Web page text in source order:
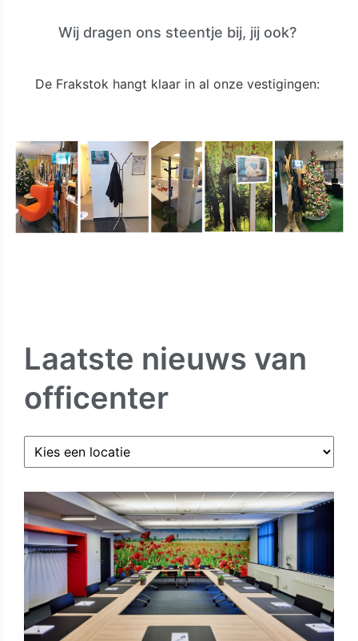
Wij dragen ons steentje bij, jij ook?
De Frakstok hangt klaar in al onze vestigingen:
Laatste nieuws van
officenter